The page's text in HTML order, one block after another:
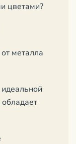
цветами?
металла
идеальной
обладает